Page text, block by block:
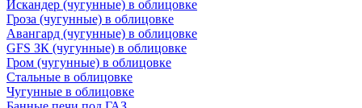
Искандер (чугунные) в облицовке
Гроза (чугунные) в облицовке
Авангард (чугунные) в облицовке
GFS ЗК (чугунные) в облицовке
Гром (чугунные) в облицовке
Стальные в облицовке
Чугунные в облицовке